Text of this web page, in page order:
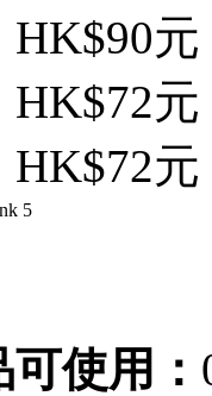
HK$90元
HK$72元
HK$72元
使用：